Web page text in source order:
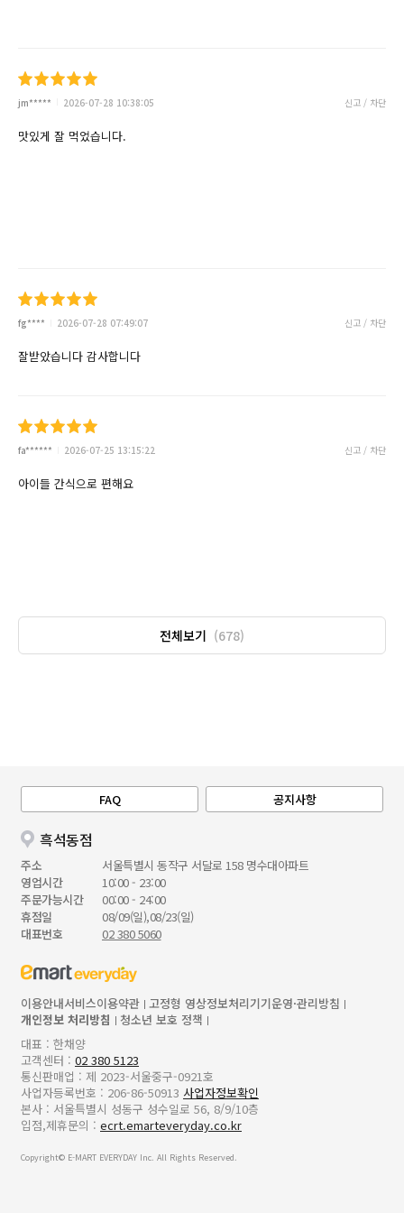
jm***** 2026-07-28 10:38:05 신고 / 차단
맛있게 잘 먹었습니다.
fg**** 2026-07-28 07:49:07 신고 / 차단
잘받았습니다 감사합니다
fa****** 2026-07-25 13:15:22 신고 / 차단
아이들 간식으로 편해요
전체보기 (678)
FAQ 공지사항
흑석동점
주소
서울특별시 동작구 서달로 158 명수대아파트
영업시간
10:00 - 23:00
주문가능시간
00:00 - 24:00
휴점일
08/09(일),08/23(일)
대표번호
02 380 5060
이용안내서비스이용약관 고정형 영상정보처리기기운영·관리방침
개인정보 처리방침
청소년 보호 정책
대표 : 한채양
고객센터 : 02 380 5123
통신판매업 : 제 2023-서울중구-0921호
사업자등록번호 : 206-86-50913 사업자정보확인
본사 : 서울특별시 성동구 성수일로 56, 8/9/10층
입점,제휴문의 : ecrt.emarteveryday.co.kr
Copyright© E-MART EVERYDAY Inc. All Rights Reserved.